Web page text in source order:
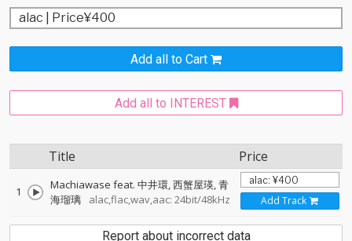
Add all to Cart
Add all to INTEREST
Title Price
1
Machiawase feat. 中井環, 西蟹屋瑛, 青
海瑠璃
alac,flac,wav,aac: 24bit/48kHz Add Track
Report about incorrect data